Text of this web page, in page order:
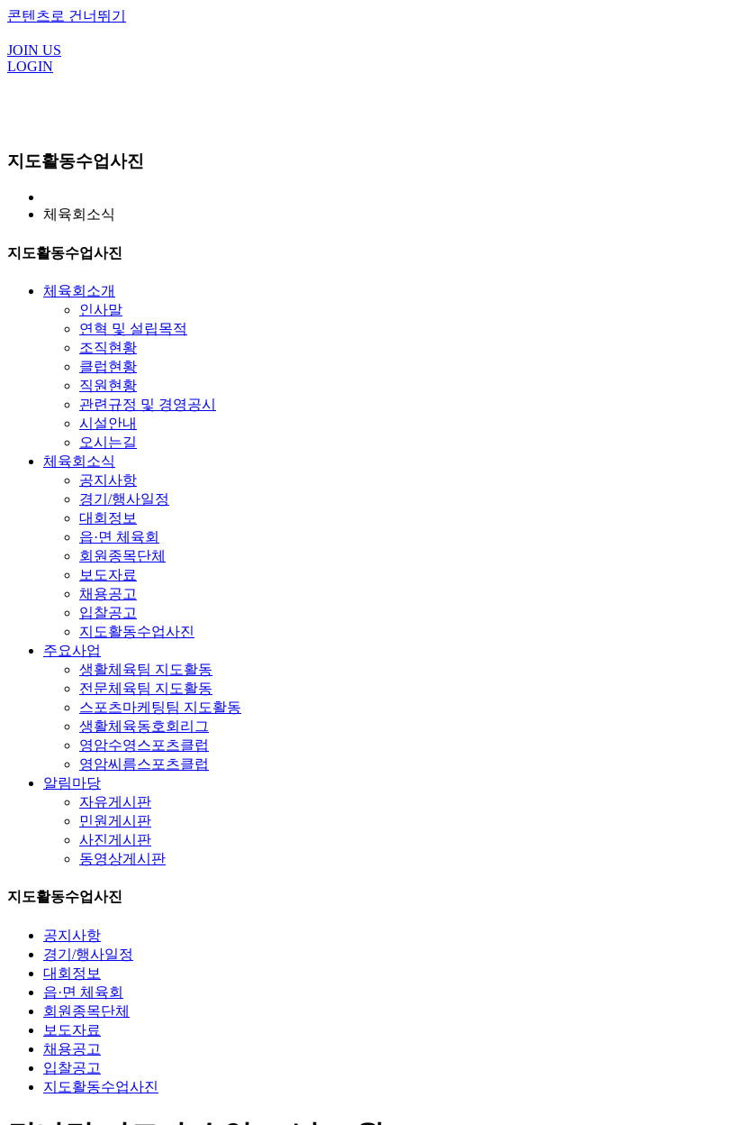
콘텐츠로 건너뛰기
JOIN US
LOGIN
지도활동수업사진
체육회소식
지도활동수업사진
체육회소개
인사말
연혁 및 설립목적
조직현황
클럽현황
직원현황
관련규정 및 경영공시
시설안내
오시는길
체육회소식
공지사항
경기/행사일정
대회정보
읍·면 체육회
회원종목단체
보도자료
채용공고
입찰공고
지도활동수업사진
주요사업
생활체육팀 지도활동
전문체육팀 지도활동
스포츠마케팅팀 지도활동
생활체육동호회리그
영암수영스포츠클럽
영암씨름스포츠클럽
알림마당
자유게시판
민원게시판
사진게시판
동영상게시판
지도활동수업사진
공지사항
경기/행사일정
대회정보
읍·면 체육회
회원종목단체
보도자료
채용공고
입찰공고
지도활동수업사진